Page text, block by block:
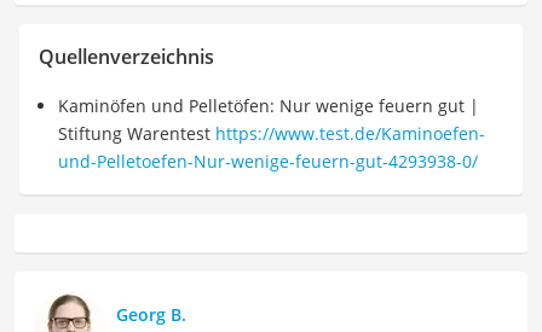
Quellenverzeichnis
Kaminöfen und Pelletöfen: Nur wenige feuern gut |
Stiftung Warentest https://www.test.de/Kaminoefen-
und-Pelletoefen-Nur-wenige-feuern-gut-4293938-0/
Georg B.